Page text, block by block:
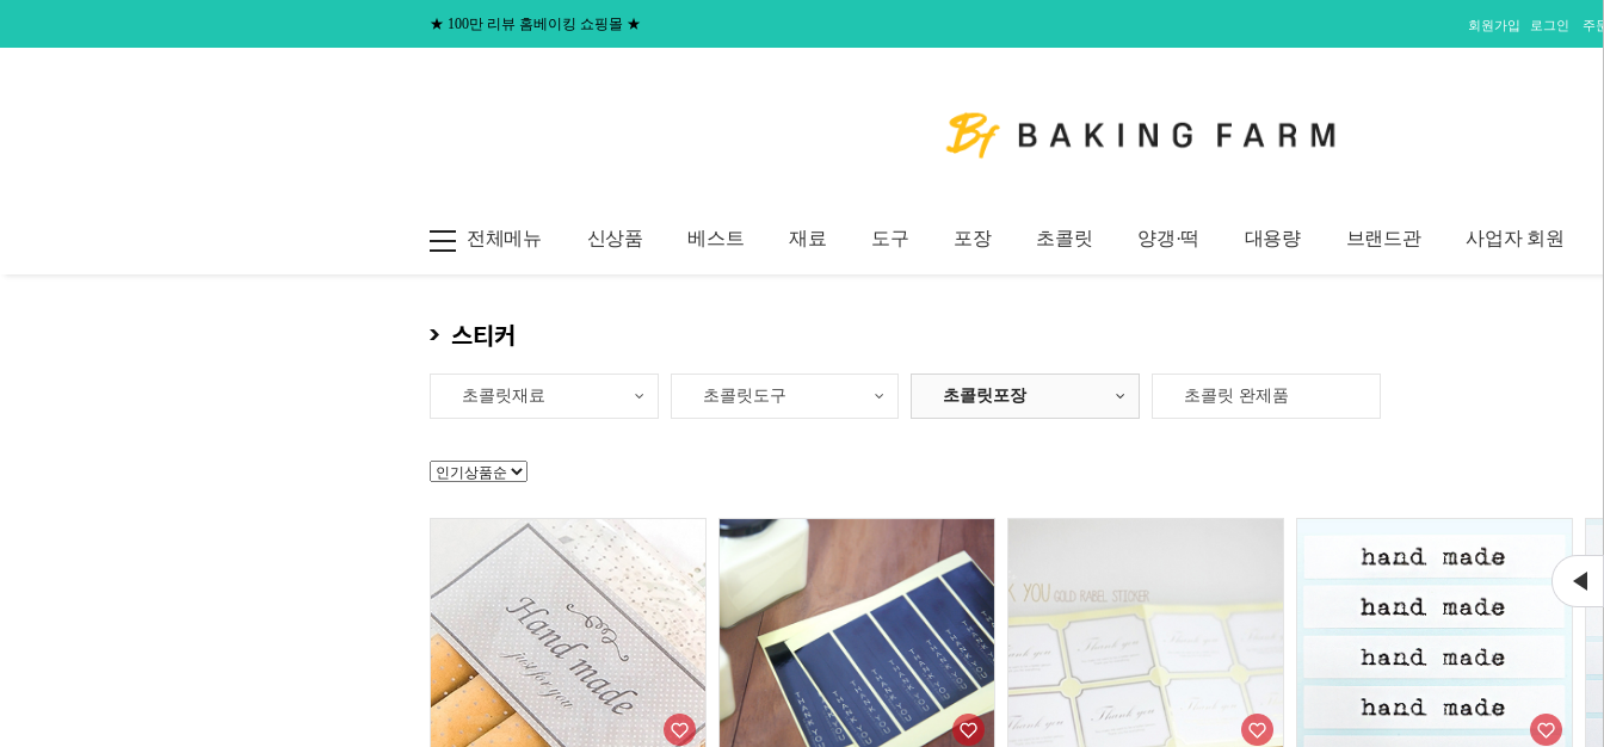
★ 100만 리뷰 홈베이킹 쇼핑몰 ★ 회원가입 로그인 주
전체메뉴 신상품 베스트 재료 도구 포장 초콜릿 양갱·떡 대용량 브랜드관 사업자 회원
스티커
초콜릿재료 초콜릿도구 초콜릿포장 초콜릿 완제품